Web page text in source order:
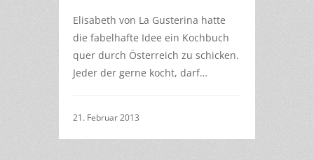
Elisabeth von La Gusterina hatte
die fabelhafte Idee ein Kochbuch
quer durch Österreich zu schicken.
Jeder der gerne kocht, darf…
21. Februar 2013